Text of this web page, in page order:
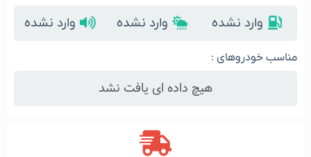
وارد نشده وارد نشده وارد نشده
مناسب خودروهای :
هیچ داده ای یافت نشد